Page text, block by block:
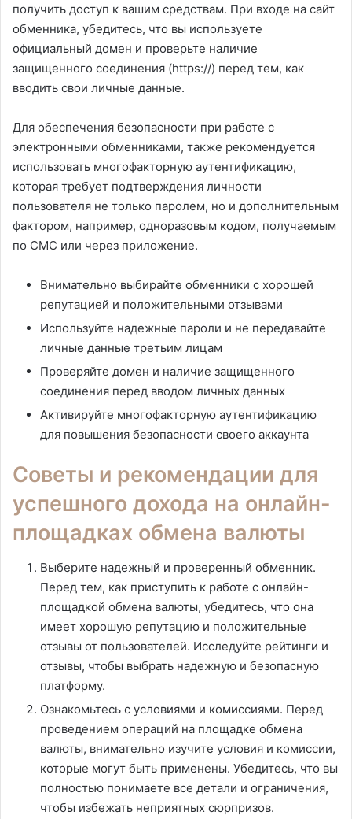
получить доступ к вашим средствам. При входе на сайт
обменника, убедитесь, что вы используете
официальный домен и проверьте наличие
защищенного соединения (https://) перед тем, как
вводить свои личные данные.
Для обеспечения безопасности при работе с
электронными обменниками, также рекомендуется
использовать многофакторную аутентификацию,
которая требует подтверждения личности
пользователя не только паролем, но и дополнительным
фактором, например, одноразовым кодом, получаемым
по СМС или через приложение.
Внимательно выбирайте обменники с хорошей
репутацией и положительными отзывами
Используйте надежные пароли и не передавайте
личные данные третьим лицам
Проверяйте домен и наличие защищенного
соединения перед вводом личных данных
Активируйте многофакторную аутентификацию
для повышения безопасности своего аккаунта
Советы и рекомендации для
успешного дохода на онлайн-
площадках обмена валюты
Выберите надежный и проверенный обменник.
Перед тем, как приступить к работе с онлайн-
площадкой обмена валюты, убедитесь, что она
имеет хорошую репутацию и положительные
отзывы от пользователей. Исследуйте рейтинги и
отзывы, чтобы выбрать надежную и безопасную
платформу.
Ознакомьтесь с условиями и комиссиями. Перед
проведением операций на площадке обмена
валюты, внимательно изучите условия и комиссии,
которые могут быть применены. Убедитесь, что вы
полностью понимаете все детали и ограничения,
чтобы избежать неприятных сюрпризов.